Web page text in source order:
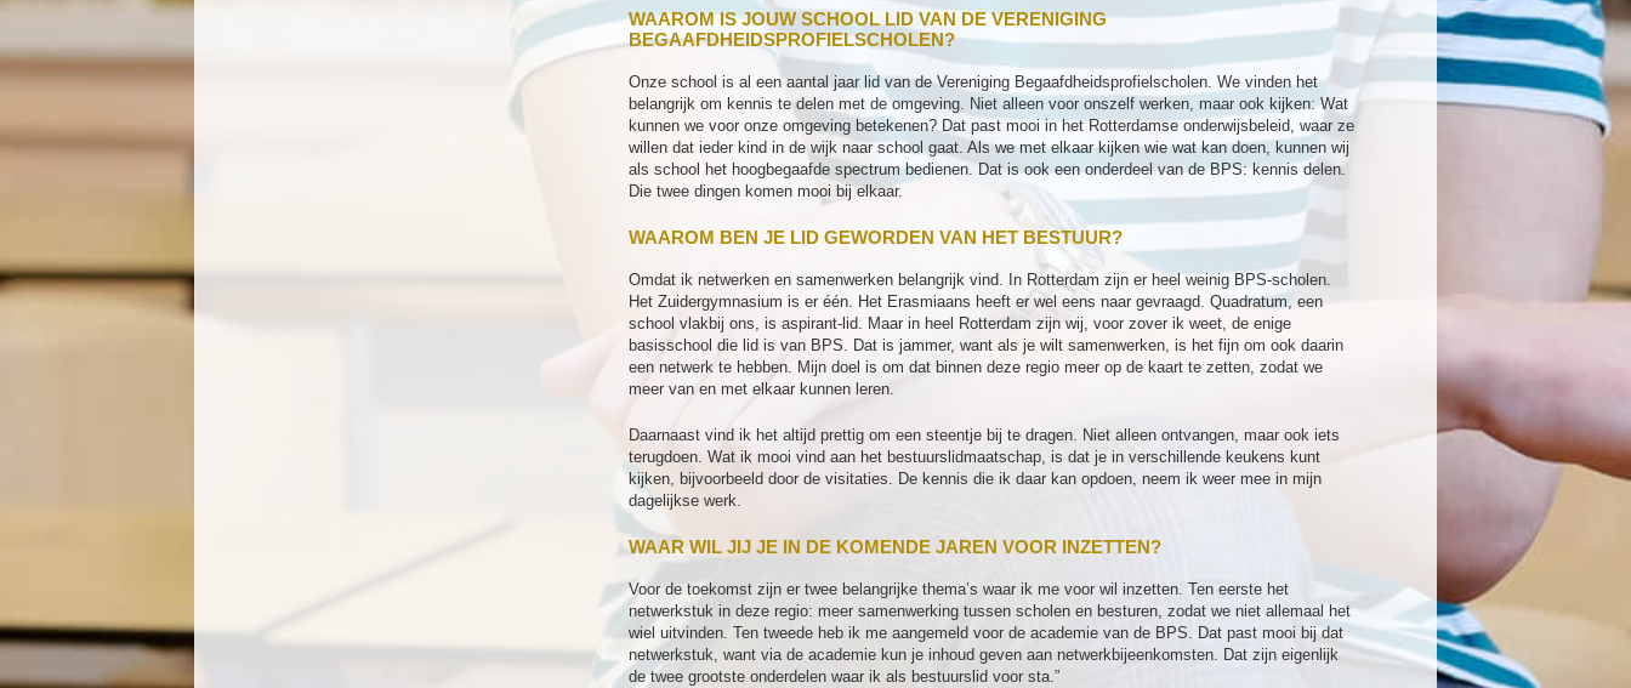
WAAROM IS JOUW SCHOOL LID VAN DE VERENIGING
BEGAAFDHEIDSPROFIELSCHOLEN?
Onze school is al een aantal jaar lid van de Vereniging Begaafdheidsprofielscholen. We vinden het
belangrijk om kennis te delen met de omgeving. Niet alleen voor onszelf werken, maar ook kijken: Wat
kunnen we voor onze omgeving betekenen? Dat past mooi in het Rotterdamse onderwijsbeleid, waar ze
willen dat ieder kind in de wijk naar school gaat. Als we met elkaar kijken wie wat kan doen, kunnen wij
als school het hoogbegaafde spectrum bedienen. Dat is ook een onderdeel van de BPS: kennis delen.
Die twee dingen komen mooi bij elkaar.
WAAROM BEN JE LID GEWORDEN VAN HET BESTUUR?
Omdat ik netwerken en samenwerken belangrijk vind. In Rotterdam zijn er heel weinig BPS-scholen.
Het Zuidergymnasium is er één. Het Erasmiaans heeft er wel eens naar gevraagd. Quadratum, een
school vlakbij ons, is aspirant-lid. Maar in heel Rotterdam zijn wij, voor zover ik weet, de enige
basisschool die lid is van BPS. Dat is jammer, want als je wilt samenwerken, is het fijn om ook daarin
een netwerk te hebben. Mijn doel is om dat binnen deze regio meer op de kaart te zetten, zodat we
meer van en met elkaar kunnen leren.
Daarnaast vind ik het altijd prettig om een steentje bij te dragen. Niet alleen ontvangen, maar ook iets
terugdoen. Wat ik mooi vind aan het bestuurslidmaatschap, is dat je in verschillende keukens kunt
kijken, bijvoorbeeld door de visitaties. De kennis die ik daar kan opdoen, neem ik weer mee in mijn
dagelijkse werk.
WAAR WIL JIJ JE IN DE KOMENDE JAREN VOOR INZETTEN?
Voor de toekomst zijn er twee belangrijke thema’s waar ik me voor wil inzetten. Ten eerste het
netwerkstuk in deze regio: meer samenwerking tussen scholen en besturen, zodat we niet allemaal het
wiel uitvinden. Ten tweede heb ik me aangemeld voor de academie van de BPS. Dat past mooi bij dat
netwerkstuk, want via de academie kun je inhoud geven aan netwerkbijeenkomsten. Dat zijn eigenlijk
de twee grootste onderdelen waar ik als bestuurslid voor sta.”